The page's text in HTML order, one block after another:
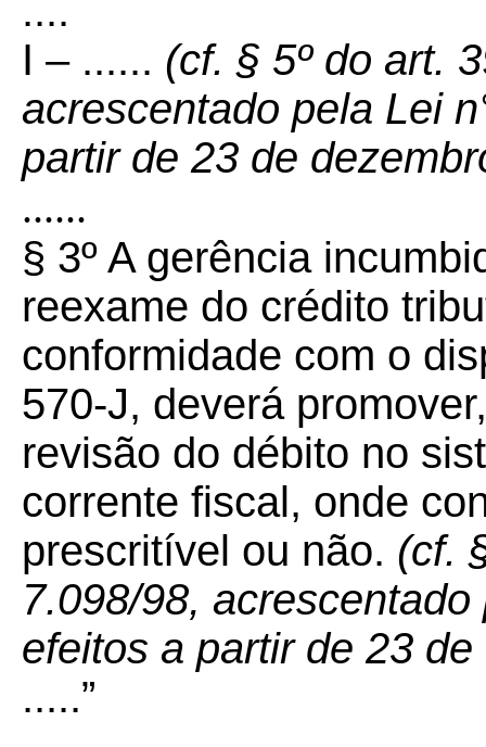
....
I – ...... (cf. § 5º do art.
acrescentado pela Lei
partir de 23 de
......
§ 3º A gerência
reexame do crédito
conformidade com o
570-J, deverá
revisão do débito no
corrente fiscal, onde
prescritível ou não. (cf.
7.098/98,
efeitos a partir de 23
.....”